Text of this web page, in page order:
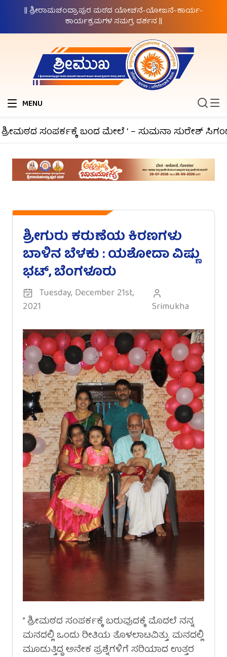
|| ಶ್ರೀರಾಮಚಂದ್ರಾಪುರ ಮಠದ ಯೋಚನೆ-ಯೋಜನೆ-ಕಾರ್ಯ-
ಕಾರ್ಯಕ್ರಮಗಳ ಸಮಗ್ರ ದರ್ಶನ ||
MENU
ಸಂಪರ್ಕಕ್ಕೆ ಬಂದ ಮೇಲೆ ‘ – ಸುಮನಾ ಸುರೇಶ್
ಶ್ರೀಗುರು ಕರುಣೆಯ ಕಿರಣಗಳು
ಬಾಳಿನ ಬೆಳಕು : ಯಶೋದಾ ವಿಷ್ಣು
ಭಟ್, ಬೆಂಗಳೂರು
Tuesday, December 21st,
2021
Srimukha
” ಶ್ರೀಮಠದ ಸಂಪರ್ಕಕ್ಕೆ ಬರುವುದಕ್ಕೆ ಮೊದಲೆ ನನ್ನ
ಮನದಲ್ಲಿ ಒಂದು ರೀತಿಯ ತೊಳಲಾಟವಿತ್ತು. ಮನದಲ್ಲಿ
ಮೂಡುತ್ತಿದ್ದ ಅನೇಕ ಪ್ರಶ್ನೆಗಳಿಗೆ ಸರಿಯಾದ ಉತ್ತರ